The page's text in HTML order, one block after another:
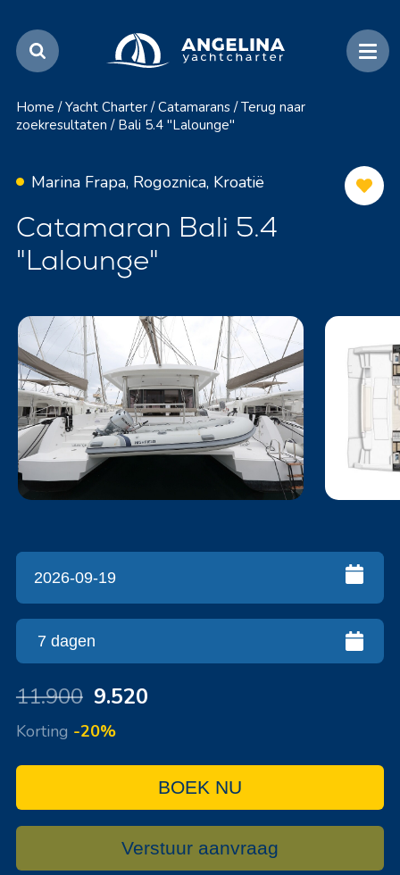
Home / Yacht Charter / Catamarans / Terug naar
zoekresultaten / Bali 5.4 "Lalounge"
Marina Frapa, Rogoznica, Kroatië
Catamaran Bali 5.4
"Lalounge"
11.900 9.520
Korting -20%
BOEK NU
Verstuur aanvraag